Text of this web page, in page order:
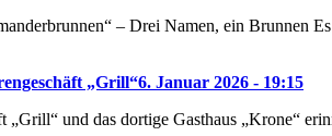
– Drei Namen, ein Brunnen
„Grill“6. Januar 2026 - 19:15
und das dortige Gasthaus „Krone“